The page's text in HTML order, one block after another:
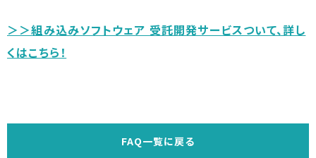
＞＞組み込みソフトウェア 受託開発サービスついて、詳し
くはこちら！
FAQ一覧に戻る